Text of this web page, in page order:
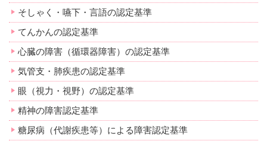
そしゃく・嚥下・言語の認定基準
てんかんの認定基準
心臓の障害（循環器障害）の認定基準
気管支・肺疾患の認定基準
眼（視力・視野）の認定基準
精神の障害認定基準
糖尿病（代謝疾患等）による障害認定基準